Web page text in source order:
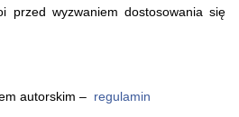
przed wyzwaniem dostosowania się
autorskim – regulamin